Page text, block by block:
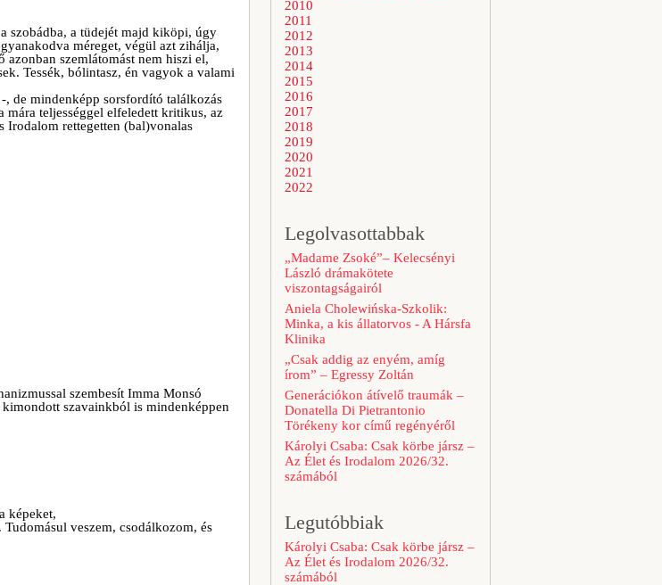
szobádba, a tüdejét majd kiköpi, úgy
méreget, végül azt zihálja,
szemlátomást nem hiszi el,
Tessék, bólintasz, én vagyok a valami
, de mindenképp sorsfordító találkozás
mára teljességgel elfeledett kritikus, az
Irodalom rettegetten (bal)vonalas
szembesít Imma Monsó
szavainkból is mindenképpen
képeket,
veszem, csodálkozom, és
2010
2011
2012
2013
2014
2015
2016
2017
2018
2019
2020
2021
2022
Legolvasottabbak
„Madame Zsoké”– Kelecsényi
László drámakötete
viszontagságairól
Aniela Cholewińska-Szkolik:
Minka, a kis állatorvos - A Hársfa
Klinika
„Csak addig az enyém, amíg
írom” – Egressy Zoltán
Generációkon átívelő traumák –
Donatella Di Pietrantonio
Törékeny kor című regényéről
Károlyi Csaba: Csak körbe jársz –
Az Élet és Irodalom 2026/32.
számából
Legutóbbiak
Károlyi Csaba: Csak körbe jársz –
Az Élet és Irodalom 2026/32.
számából